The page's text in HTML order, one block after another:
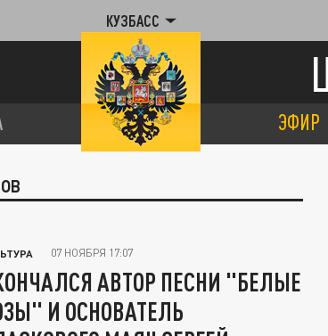
КУЗБАСС
ЭФИР
07 НОЯБРЯ 17:07
АВТОР ПЕСНИ "БЕЛЫЕ
И ОСНОВАТЕЛЬ